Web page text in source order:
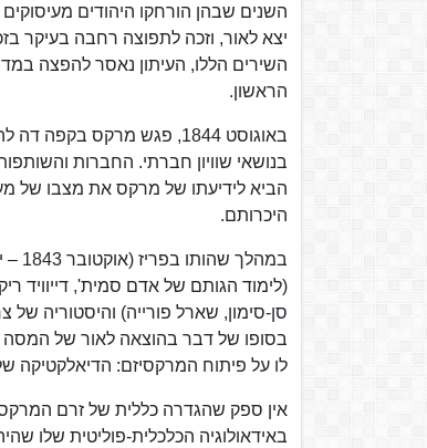
השנים שבהן הורחקו היהודים
יצא לאור, וזכה לתפוצה רחבה בעיקר
השירים הללו, העיתון נאסר להפצה
הראשון.
באוגוסט 1844, פגש מרקס
בנושאי שוויון חברתי. החברות
הביא לידיעתו של מרקס את מצבו של
היכרותם.
(לימוד הגותם של אדם סמית', דייוויד
סן-סימון, שארל פורייה) והיסטוריה
בסופו של דבר בהוצאה לאור של המסה
לו על פיתוח המרקסיזם: הדיאלקטיקה
באידאולוגיה הכלכלית-פוליטית שלו